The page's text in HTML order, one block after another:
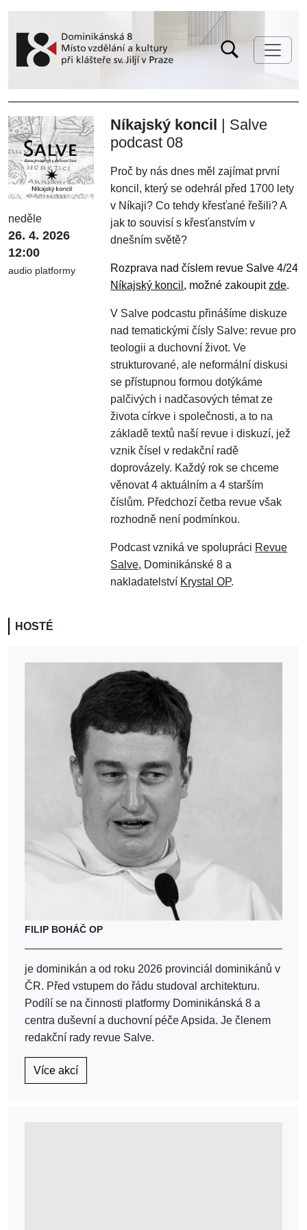
neděle
26. 4. 2026
12:00
audio platformy
Níkajský koncil | Salve
podcast 08
Proč by nás dnes měl zajímat první
koncil, který se odehrál před 1700 lety
v Níkaji? Co tehdy křesťané řešili? A
jak to souvisí s křesťanstvím v
dnešním světě?
Rozprava nad číslem revue Salve 4/24
Níkajský koncil , možné zakoupitzde.
V Salve podcastu přinášíme diskuze
nad tematickými čísly Salve: revue pro
teologii a duchovní život. Ve
strukturované, ale neformální diskusi
se přístupnou formou dotýkáme
palčivých i nadčasových témat ze
života církve i společnosti, a to na
základě textů naší revue i diskuzí, jež
vznik čísel v redakční radě
doprovázely. Každý rok se chceme
věnovat 4 aktuálním a 4 starším
číslům. Předchozí četba revue však
rozhodně není podmínkou.
Podcast vzniká ve spolupráci Revue
Salve, Dominikánské 8 a
nakladatelství Krystal OP.
HOSTÉ
FILIP BOHÁČ OP
je dominikán a od roku 2026 provinciál dominikánů v
ČR. Před vstupem do řádu studoval architekturu.
Podílí se na činnosti platformy Dominikánská 8 a
centra duševní a duchovní péče Apsida. Je členem
redakční rady revue Salve.
Více akcí